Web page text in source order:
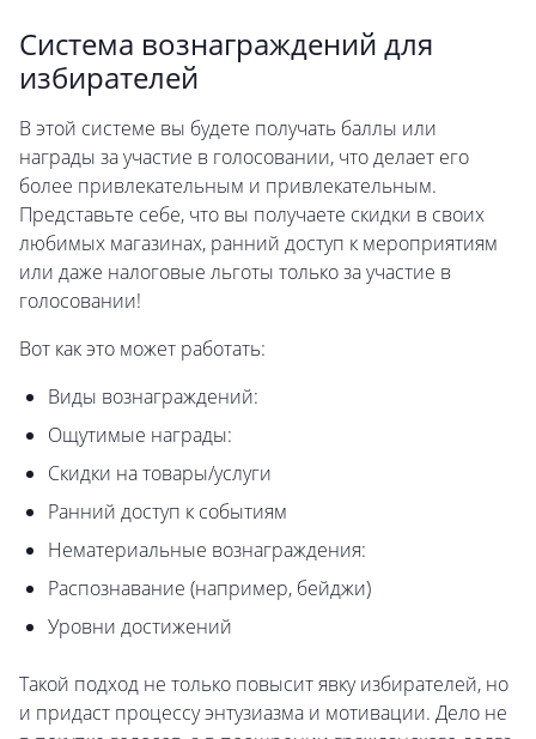
Система вознаграждений для
избирателей
В этой системе вы будете получать баллы или
награды за участие в голосовании, что делает его
более привлекательным и привлекательным.
Представьте себе, что вы получаете скидки в своих
любимых магазинах, ранний доступ к мероприятиям
или даже налоговые льготы только за участие в
голосовании!
Вот как это может работать:
Виды вознаграждений:
Ощутимые награды:
Скидки на товары/услуги
Ранний доступ к событиям
Нематериальные вознаграждения:
Распознавание (например, бейджи)
Уровни достижений
Такой подход не только повысит явку избирателей, но
и придаст процессу энтузиазма и мотивации. Дело не